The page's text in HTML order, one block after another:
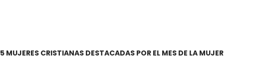
5 MUJERES CRISTIANAS DESTACADAS POR EL MES DE LA MUJER